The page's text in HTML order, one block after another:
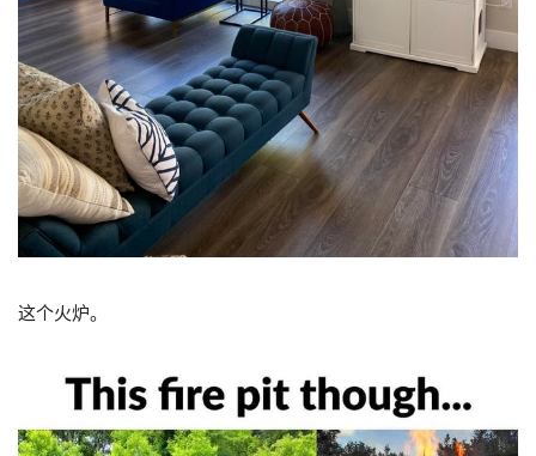
这个火炉。